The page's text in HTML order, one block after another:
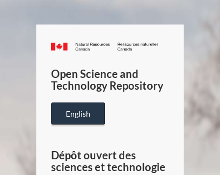
Canada.ca
/
Canada
Open Science and
Technology Repository
English
Dépôt ouvert des
sciences et technologie